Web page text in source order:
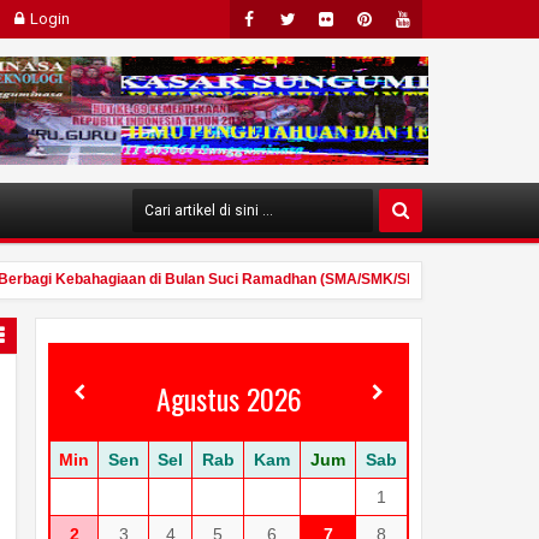
Login
Yout
Ube
Pint
Eres
T
Flick
R
Twit
Ter
Face
Boo
K
Kebahagiaan di Bulan Suci Ramadhan (SMA/SMK/SMP YAPIP Makassar
Agustus 2026
Min Sen Sel Rab Kam Jum
Sab
1
2
3 4 5 6 7
8